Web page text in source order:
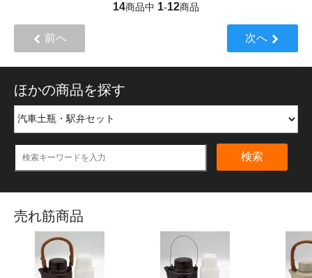
14商品中 1-12商品
前へ 次へ
ほかの商品を探す
検索
売れ筋商品